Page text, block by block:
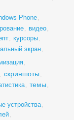
Phone,
, видео,
, курсоры,
экран,
,
, скриншоты ,
, темы ,
устройства,
,